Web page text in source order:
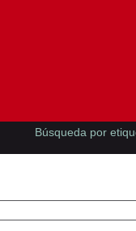
Búsqueda por